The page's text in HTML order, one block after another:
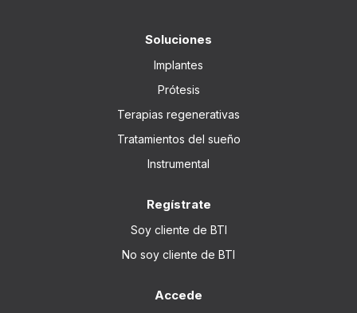
Soluciones
Implantes
Prótesis
Terapias regenerativas
Tratamientos del sueño
Instrumental
Regístrate
Soy cliente de BTI
No soy cliente de BTI
Accede